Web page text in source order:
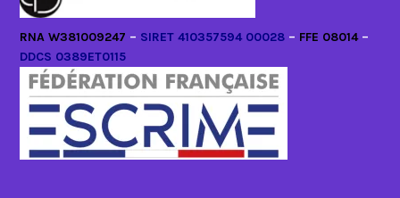
RNA W381009247 – SIRET 410357594 00028 – FFE 08014–
DDCS 0389ET0115